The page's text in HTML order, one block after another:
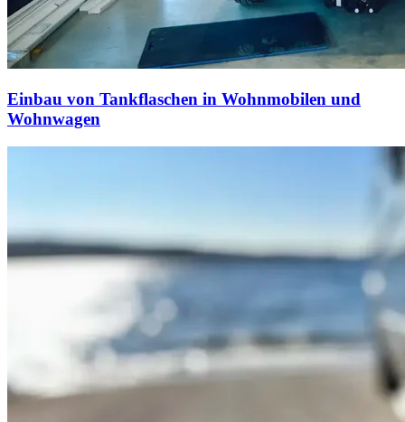
Einbau von Tankflaschen in Wohnmobilen und
Wohnwagen